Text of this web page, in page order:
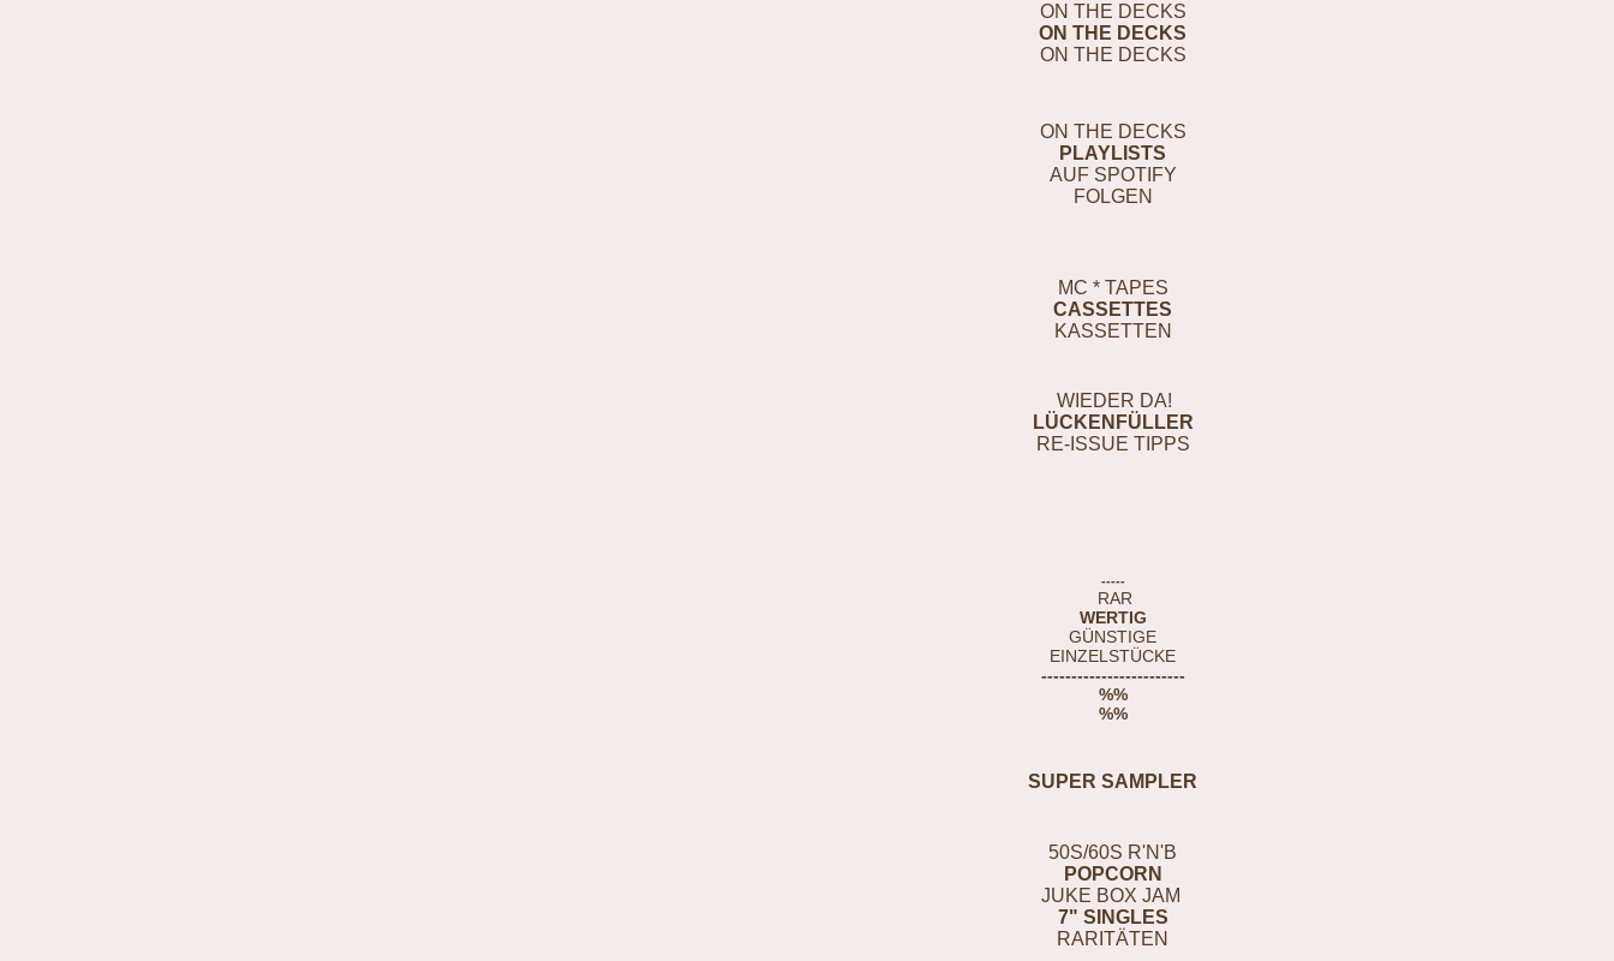
ON THE DECKS
ON THE DECKS
ON THE DECKS
ON THE DECKS
PLAYLISTS
AUF SPOTIFY
FOLGEN
MC * TAPES
CASSETTES
KASSETTEN
WIEDER DA!
LÜCKENFÜLLER
RE-ISSUE TIPPS
-----
RAR
WERTIG
GÜNSTIGE
EINZELSTÜCKE
------------------------
%%
%%
SUPER SAMPLER
50S/60S R'N'B
POPCORN
JUKE BOX JAM
7" SINGLES
RARITÄTEN